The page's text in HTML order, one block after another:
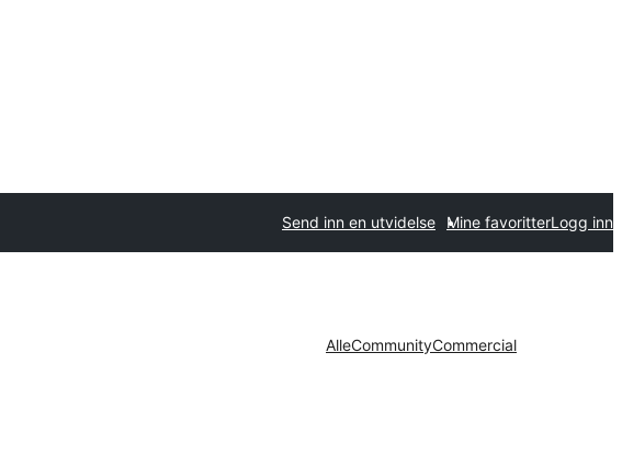
Send inn en utvidelse Mine favoritterLogg inn
AlleCommunityCommercial